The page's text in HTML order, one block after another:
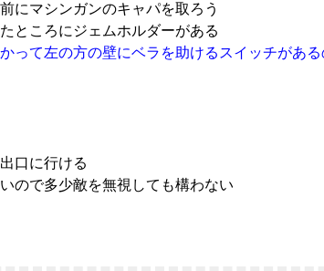
にマシンガンのキャパを取ろう
ところにジェムホルダーがある
って左の方の壁にベラを助けるスイッチがある
口に行ける
ので多少敵を無視しても構わない